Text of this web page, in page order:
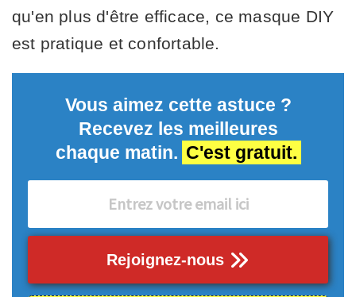
qu'en plus d'être efficace, ce masque DIY
est pratique et confortable.
Vous aimez cette astuce ?
Recevez les meilleures
chaque matin. C'est gratuit.
Rejoignez-nous